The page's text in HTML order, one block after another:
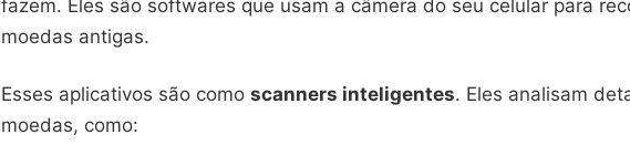
fazem. Eles são softwares que usam a câmera do seu celular para
moedas antigas.
Esses aplicativos são como scanners inteligentes. Eles analisam
moedas, como: